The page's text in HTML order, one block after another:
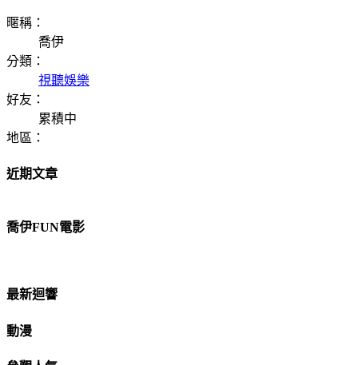
暱稱：
喬伊
分類：
視聽娛樂
好友：
累積中
地區：
近期文章
喬伊FUN電影
最新迴響
動漫